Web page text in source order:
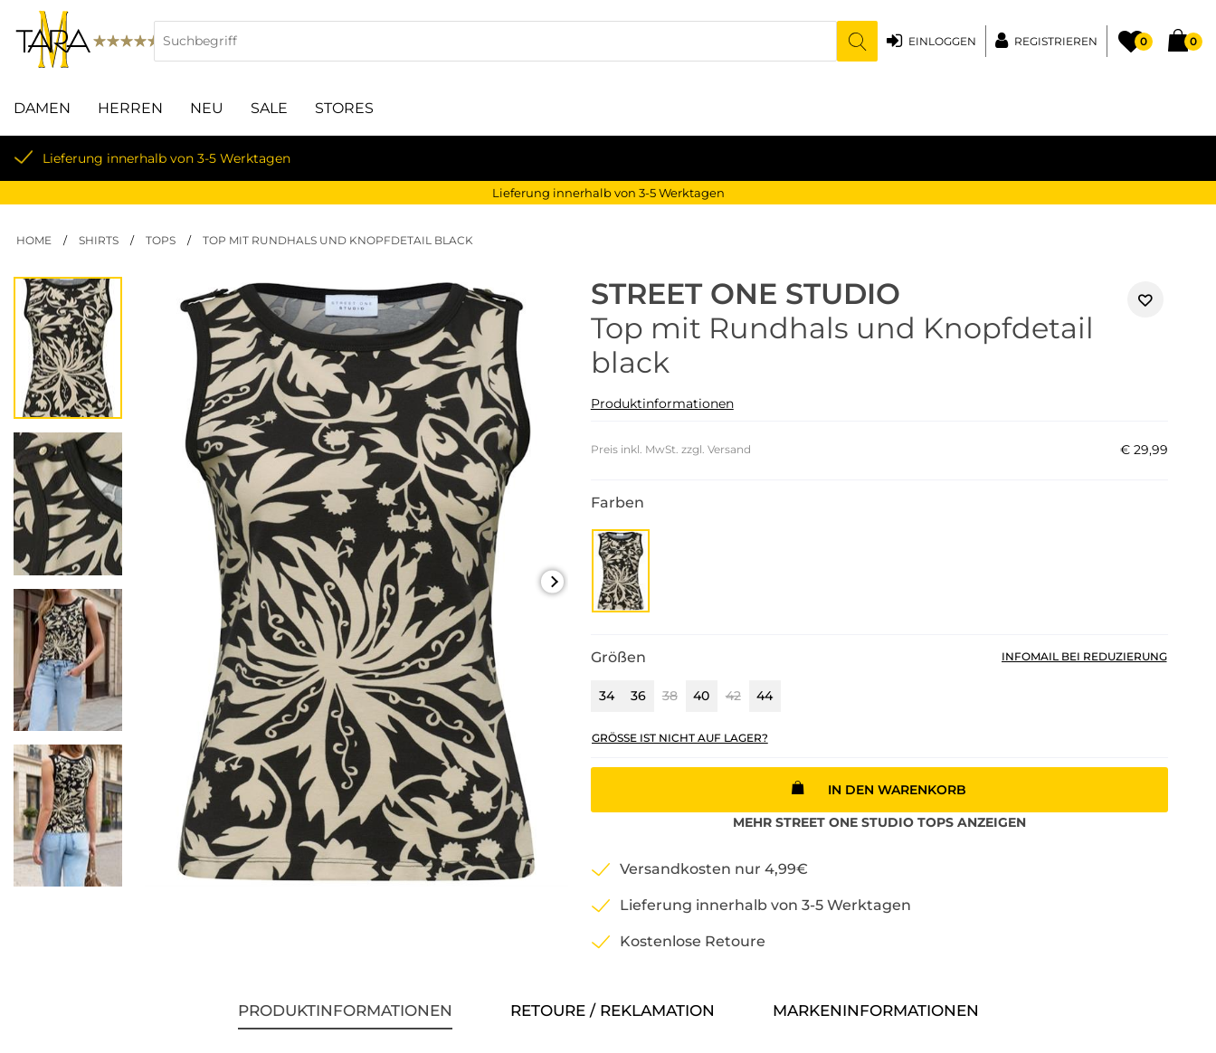
0 0
REGISTRIEREN
EINLOGGEN
DAMEN HERREN NEU SALE STORES
Lieferung innerhalb von 3-5 Werktagen
Lieferung innerhalb von 3-5 Werktagen
HOME / SHIRTS / TOPS / TOP MIT RUNDHALS UND KNOPFDETAIL BLACK
STREET ONE STUDIO
Top mit Rundhals und Knopfdetail
black
Produktinformationen
Preis inkl. MwSt. zzgl. Versand € 29,99
Farben
Größen
34 36 38 40 42 44
INFOMAIL BEI REDUZIERUNG
GRÖSSE IST NICHT AUF LAGER?
IN DEN WARENKORB
MEHR STREET ONE STUDIO TOPSANZEIGEN
Versandkosten nur 4,99€
Lieferung innerhalb von 3-5 Werktagen
Kostenlose Retoure
PRODUKTINFORMATIONEN RETOURE / REKLAMATION MARKENINFORMATIONEN